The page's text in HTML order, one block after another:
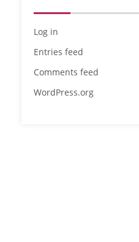
Log in
Entries feed
Comments feed
WordPress.org